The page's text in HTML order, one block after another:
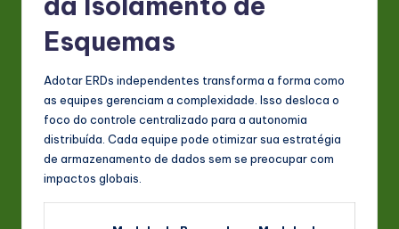
Esquemas
Adotar ERDs independentes transforma a forma como
as equipes gerenciam a complexidade. Isso desloca o
foco do controle centralizado para a autonomia
distribuída. Cada equipe pode otimizar sua estratégia
de armazenamento de dados sem se preocupar com
impactos globais.